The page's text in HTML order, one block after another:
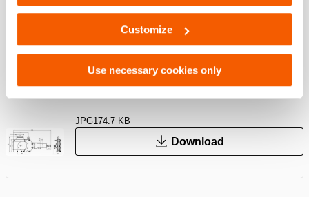
Customize
Use necessary cookies only
Download
Technical Drawing Of Power Cable Cutter
HCC 150
JPG174.7 KB
Download